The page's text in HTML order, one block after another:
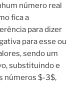
número real
fica a
para dizer
para esse ou
sendo um
substituindo e
números $-3$,